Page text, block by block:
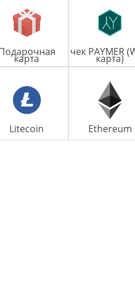
карта
чек PAYMER
карта)
Litecoin Ethereum